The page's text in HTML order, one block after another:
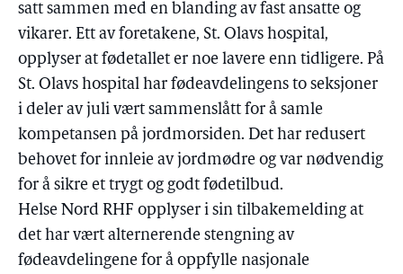
satt sammen med en blanding av fast ansatte og
vikarer. Ett av foretakene, St. Olavs hospital,
opplyser at fødetallet er noe lavere enn tidligere. På
St. Olavs hospital har fødeavdelingens to seksjoner
i deler av juli vært sammenslått for å samle
kompetansen på jordmorsiden. Det har redusert
behovet for innleie av jordmødre og var nødvendig
for å sikre et trygt og godt fødetilbud.
Helse Nord RHF opplyser i sin tilbakemelding at
det har vært alternerende stengning av
fødeavdelingene for å oppfylle nasjonale